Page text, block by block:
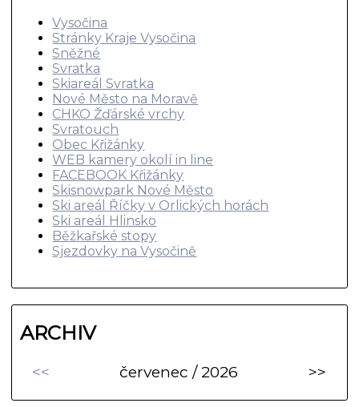
Vysočina
Stránky Kraje Vysočina
Sněžné
Svratka
Skiareál Svratka
Nové Město na Moravě
CHKO Žďárské vrchy
Svratouch
Obec Křižánky
WEB kamery okolí in line
FACEBOOK Křižánky
Skisnowpark Nové Město
Ski areál Říčky v Orlických horách
Ski areál Hlinsko
Běžkařské stopy
Sjezdovky na Vysočině
ARCHIV
<< červenec / 2026 >>